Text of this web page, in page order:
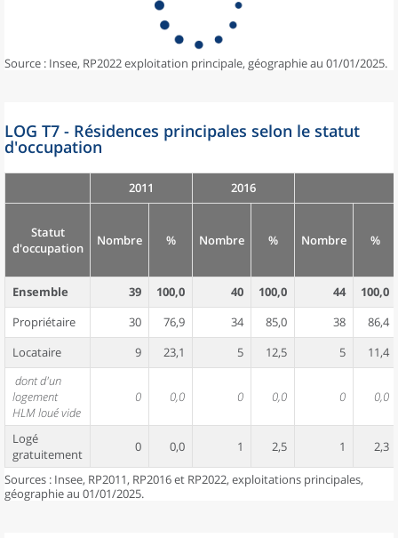
Source : Insee, RP2022 exploitation principale, géographie au 01/01/2025.
LOG T7 - Résidences principales selon le statut
d'occupation
2011 2016
Statut
d'occupation
Nombre % Nombre % Nombre %
Ensemble 39 100,0 40 100,0 44
100,0
Propriétaire
30 76,9 34 85,0 38
86,4
Locataire
9 23,1 5 12,5 5
11,4
dont d'un
logement
HLM loué vide
0 0,0 0 0,0 0 0,0
Logé
gratuitement
0 0,0 1 2,5 1 2,3
Sources : Insee, RP2011, RP2016 et RP2022, exploitations principales,
géographie au 01/01/2025.